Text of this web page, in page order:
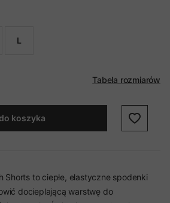
L
Tabela rozmiarów
koszyka
Shorts to ciepłe, elastyczne spodenki
docieplającą warstwę do